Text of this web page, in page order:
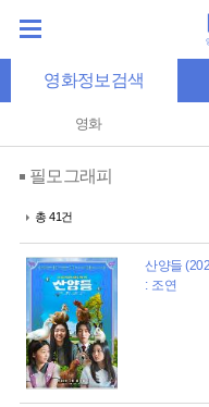
영화정보검색
영화
필모그래피
총 41건
산양들
: 조연